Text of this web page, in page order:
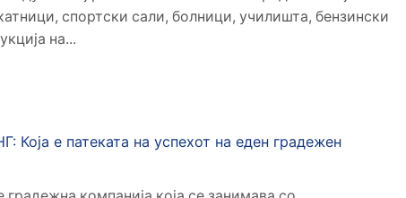
спортски сали, болници, училишта, бензински
на...
е патеката на успехот на еден градежен